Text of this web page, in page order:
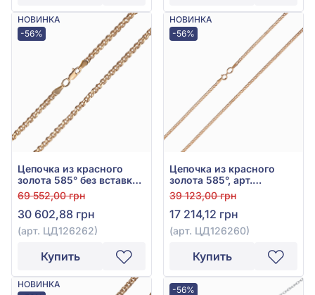
НОВИНКА
-56%
Цепочка из красного
золота 585° без вставки,
арт. ЦД126262
69 552,00 грн
30 602,88 грн
(арт. ЦД126262)
Купить
НОВИНКА
-56%
Цепочка из красного
золота 585°, арт.
ЦД126260
39 123,00 грн
17 214,12 грн
(арт. ЦД126260)
Купить
НОВИНКА
-56%